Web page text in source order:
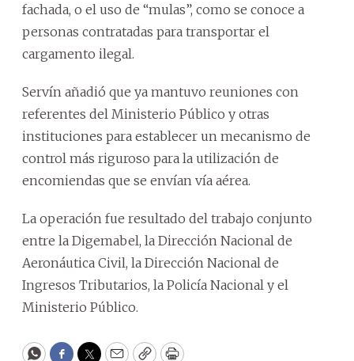
fachada, o el uso de “mulas”, como se conoce a
personas contratadas para transportar el
cargamento ilegal.
Servín añadió que ya mantuvo reuniones con
referentes del Ministerio Público y otras
instituciones para establecer un mecanismo de
control más riguroso para la utilización de
encomiendas que se envían vía aérea.
La operación fue resultado del trabajo conjunto
entre la Digemabel, la Dirección Nacional de
Aeronáutica Civil, la Dirección Nacional de
Ingresos Tributarios, la Policía Nacional y el
Ministerio Público.